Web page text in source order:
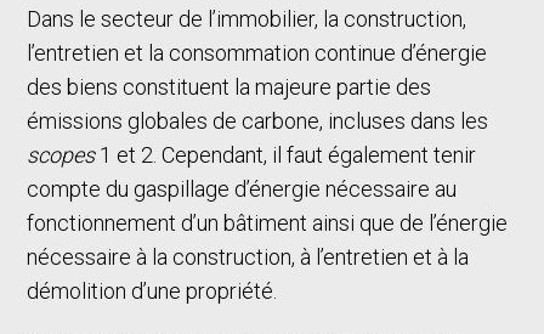
Dans le secteur de l’immobilier, la construction,
l’entretien et la consommation continue d’énergie
des biens constituent la majeure partie des
émissions globales de carbone, incluses dans les
scopes1 et 2. Cependant, il faut également tenir
compte du gaspillage d’énergie nécessaire au
fonctionnement d’un bâtiment ainsi que de l’énergie
nécessaire à la construction, à l’entretien et à la
démolition d’une propriété.